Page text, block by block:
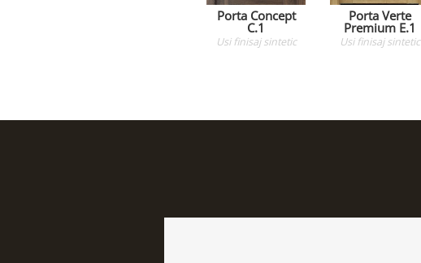
Porta Concept
C.1
Usifinisaj sintetic
Porta Verte
Premium E.1
Usifinisaj sintetic